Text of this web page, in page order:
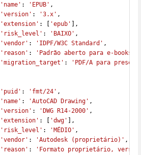
'name' : 'EPUB' ,
'version' : '3.x' ,
'extension' : [ 'epub'
],
'risk_level' : 'BAIXO' ,
'vendor' : 'IDPF/W3C Standard' ,
'reason' : 'Padrão aberto para e-books'
'migration_target' :
'PDF/A para
'puid' : 'fmt/24' ,
'name' : 'AutoCAD Drawing' ,
'version' : 'DWG R14-2000' ,
'extension' : [ 'dwg'
],
'risk_level' : 'MÉDIO' ,
'vendor' : 'Autodesk (proprietário)' ,
'reason' :
'Formato proprietário,